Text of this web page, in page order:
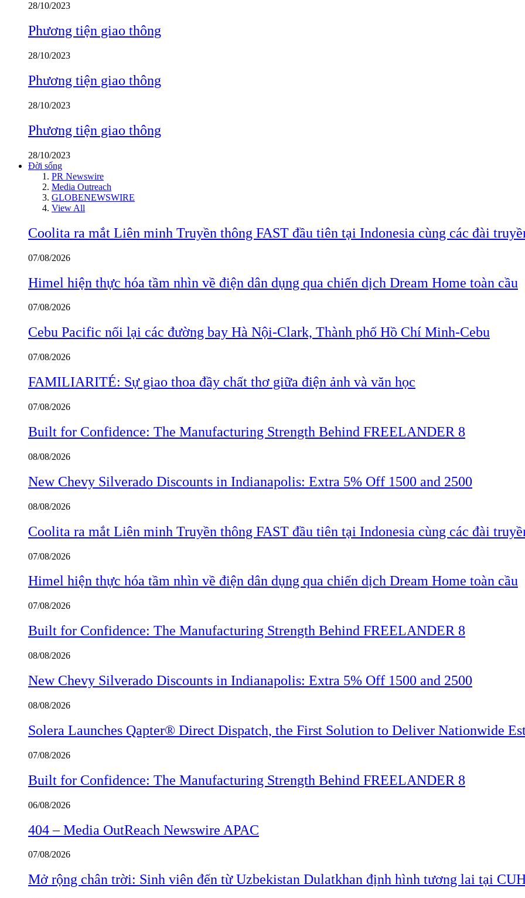
28/10/2023
Phương tiện giao thông
28/10/2023
Phương tiện giao thông
28/10/2023
Phương tiện giao thông
28/10/2023
Đời sống
PR Newswire
Media Outreach
GLOBENEWSWIRE
View All
Coolita ra mắt Liên minh Truyền thông FAST đầu tiên tại Indonesia cùng các đài
07/08/2026
Himel hiện thực hóa tầm nhìn về điện dân dụng qua chiến dịch Dream Home toàn cầu
07/08/2026
Cebu Pacific nối lại các đường bay Hà Nội-Clark, Thành phố Hồ Chí Minh-Cebu
07/08/2026
FAMILIARITÉ: Sự giao thoa đầy chất thơ giữa điện ảnh và văn học
07/08/2026
Built for Confidence: The Manufacturing Strength Behind FREELANDER 8
08/08/2026
New Chevy Silverado Discounts in Indianapolis: Extra 5% Off 1500 and 2500
08/08/2026
Coolita ra mắt Liên minh Truyền thông FAST đầu tiên tại Indonesia cùng các đài
07/08/2026
Himel hiện thực hóa tầm nhìn về điện dân dụng qua chiến dịch Dream Home toàn cầu
07/08/2026
Built for Confidence: The Manufacturing Strength Behind FREELANDER 8
08/08/2026
New Chevy Silverado Discounts in Indianapolis: Extra 5% Off 1500 and 2500
08/08/2026
Solera Launches Qapter® Direct Dispatch, the First Solution to Deliver Nationwide
07/08/2026
Built for Confidence: The Manufacturing Strength Behind FREELANDER 8
06/08/2026
404 – Media OutReach Newswire APAC
07/08/2026
Mở rộng chân trời: Sinh viên đến từ Uzbekistan Dulatkhan định hình tương lai tại